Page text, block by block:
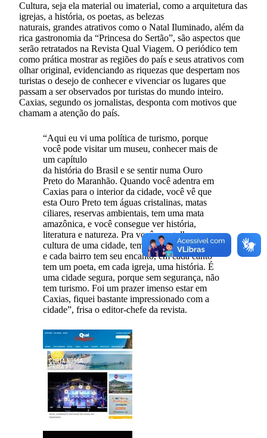
Cultura, seja ela material ou imaterial, como a arquitetura das
igrejas, a história, os poetas, as belezas
naturais, grandes atrativos como o Natal Iluminado, além da
rica gastronomia da “Princesa do Sertão”, são aspectos que
serão retratados na Revista Qual Viagem. O periódico tem
como prática mostrar as regiões do país e seus atrativos com
olhar original, evidenciando as riquezas que despertam nos
turistas o desejo de conhecer e vivenciar os lugares que
passam a ser observados por turistas do mundo inteiro.
Caxias, segundo os jornalistas, desponta com motivos que
chamam a atenção do país.
“Aqui eu vi uma política de turismo, porque
você pode visitar um museu, conhecer mais de
um capítulo
da história do Brasil e se sentir numa Ouro
Preto do Maranhão. Quando você adentra em
Caxias para o interior da cidade, você vê que
esta Ouro Preto tem águas cristalinas, matas
ciliares, reservas ambientais, tem uma mata
amazônica, e você consegue ver história,
literatura e natureza. Pra você mergulhar na
cultura de uma cidade, tem que ir aos meandros,
e cada bairro tem seu encanto, em cada canto
tem um poeta, em cada igreja, uma história. É
uma cidade segura, porque sem segurança, não
tem turismo. Foi um prazer imenso estar em
Caxias, fiquei bastante impressionado com a
cidade”, frisa o editor-chefe da revista.